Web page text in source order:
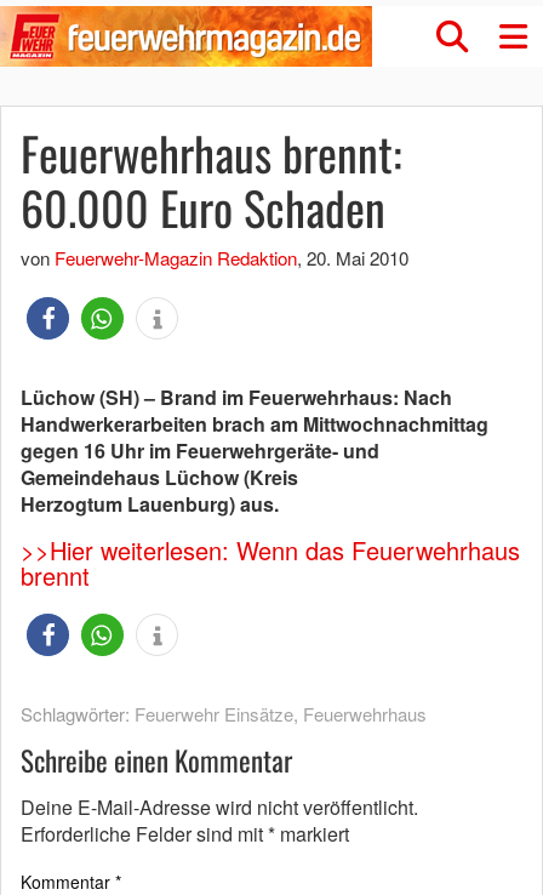
Feuerwehrhaus brennt:
60.000 Euro Schaden
von Feuerwehr-Magazin Redaktion, 20. Mai 2010
Lüchow (SH) – Brand im Feuerwehrhaus: Nach
Handwerkerarbeiten brach am Mittwochnachmittag
gegen 16 Uhr im Feuerwehrgeräte- und
Gemeindehaus Lüchow (Kreis
Herzogtum Lauenburg) aus.
>>Hier weiterlesen: Wenn das Feuerwehrhaus
brennt
Schlagwörter: Feuerwehr Einsätze, Feuerwehrhaus
Schreibe einen Kommentar
Deine E-Mail-Adresse wird nicht veröffentlicht.
Erforderliche Felder sind mit* markiert
Kommentar *